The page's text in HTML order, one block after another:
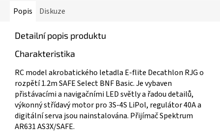
Popis Diskuze
Detailní popis produktu
Charakteristika
RC model akrobatického letadla E-flite Decathlon RJG o
rozpětí 1.2m SAFE Select BNF Basic. Je vybaven
přistávacími a navigačními LED světly a řadou detailů,
výkonný střídavý motor pro 3S-4S LiPol, regulátor 40A a
digitální serva jsou nainstalována. Přijímač Spektrum
AR631 AS3X/SAFE.